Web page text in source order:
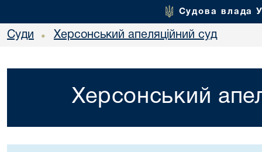
Судова влада
Суди • Херсонський апеляційний суд
Херсонський